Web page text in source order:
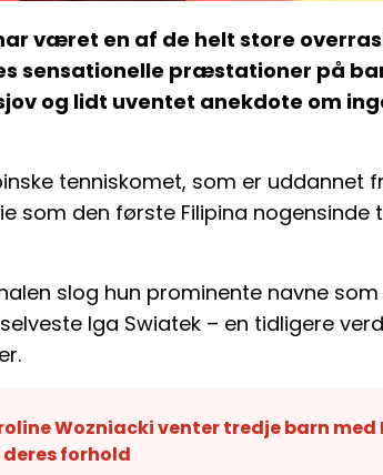
været en af de helt store
sensationelle præstationer på
og lidt uventet anekdote om
tenniskomet, som er uddannet
som den første Filipina nogensinde
slog hun prominente navne
Iga Swiatek – en tidligere
Wozniacki venter tredje barn med
deres forhold